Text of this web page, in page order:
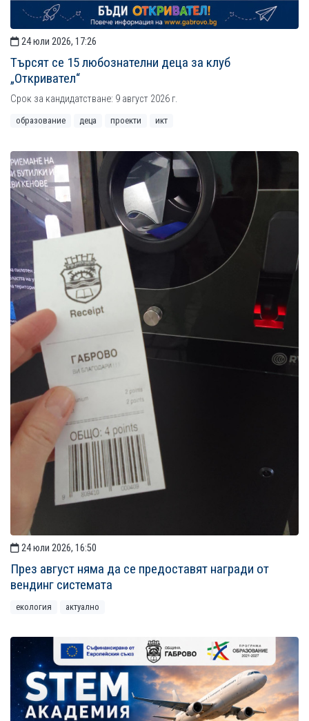
24 юли 2026, 17:26
Търсят се 15 любознателни деца за клуб
„Откривател“
Срок за кандидатстване: 9 август 2026 г.
образование деца проекти икт
24 юли 2026, 16:50
През август няма да се предоставят награди от
вендинг системата
екология актуално